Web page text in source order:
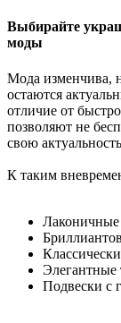
Выбирайте
моды
Мода изменчива,
остаются
отличие от
позволяют не
свою
К таким
Лаконичные
Элегантные
Подвески с